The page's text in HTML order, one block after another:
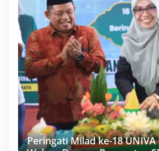
Peringati Milad ke-18